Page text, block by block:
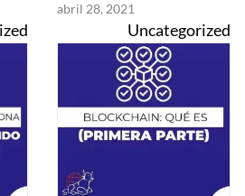
abril 28, 2021
Uncategorized